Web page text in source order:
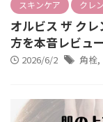
スキンケア クレ
オルビス ザ ク
方を本音レビュー
2026/6/2 角栓,